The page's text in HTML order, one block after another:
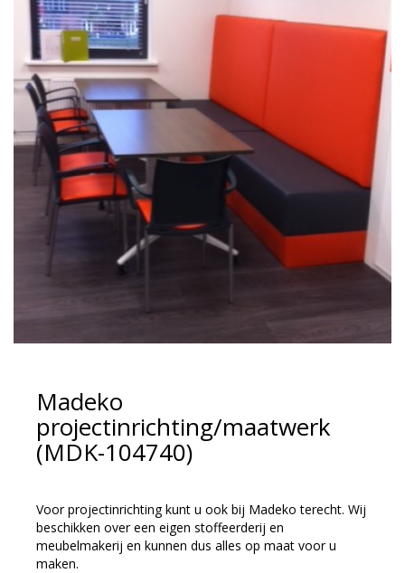
Madeko
projectinrichting/maatwerk
(MDK-104740)
Voor projectinrichting kunt u ook bij Madeko terecht. Wij
beschikken over een eigen stoffeerderij en
meubelmakerij en kunnen dus alles op maat voor u
maken.